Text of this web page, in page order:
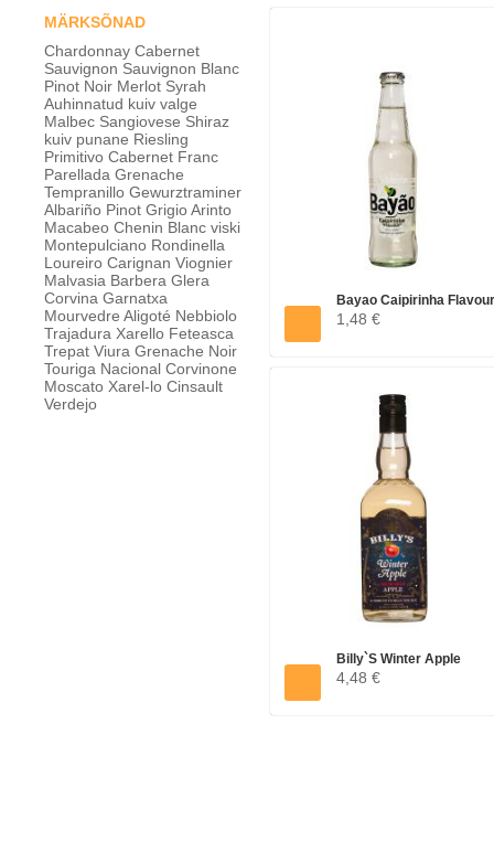
MÄRKSÕNAD
Chardonnay Cabernet
Sauvignon Sauvignon Blanc
Pinot Noir Merlot Syrah
Auhinnatud kuiv valge
Malbec Sangiovese Shiraz
kuiv punane Riesling
Primitivo Cabernet Franc
Parellada Grenache
Tempranillo Gewurztraminer
Albariño Pinot Grigio Arinto
Macabeo Chenin Blanc viski
Montepulciano Rondinella
Loureiro Carignan Viognier
Malvasia Barbera Glera
Corvina Garnatxa
Mourvedre Aligoté Nebbiolo
Trajadura Xarello Feteasca
Trepat Viura Grenache Noir
Touriga Nacional Corvinone
Moscato Xarel-lo Cinsault
Verdejo
Bayao Caipirinha
1,48 €
Billy`s Winter Apple
15,0%vol...
4,48 €